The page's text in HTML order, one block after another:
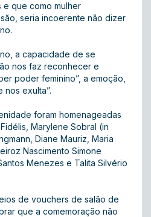
que como mulher
seria incoerente não dizer
a capacidade de se
nos faz reconhecer e
poder feminino”, a emoção,
exulta”.
foram homenageadas
Marylene Sobral (in
Diane Mauriz, Maria
Nascimento Simone
Menezes e Talita Silvério
de vouchers de salão de
que a comemoração não